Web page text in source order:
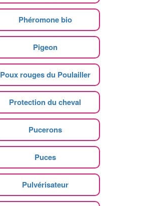
Phéromone bio
Pigeon
Poux rouges du Poulailler
Protection du cheval
Pucerons
Puces
Pulvérisateur